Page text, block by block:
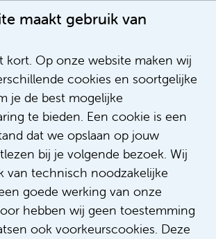
maakt gebruik van
kort. Op onze website maken wij
cookies en soortgelijke
je de best mogelijke
te bieden. Een cookie is een
dat we opslaan op jouw
bij je volgende bezoek. Wij
van technisch noodzakelijke
goede werking van onze
hebben wij geen toestemming
ook voorkeurscookies. Deze